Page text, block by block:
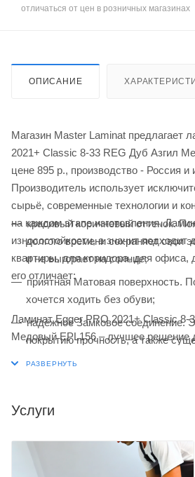
отличаться от цен в розничных магазинах
ОПИСАНИЕ
Магазин Master Laminat предлагает
2021+ Classic 8-33 REG Дуб Азгил
цене 895 р., производство - Россия
Производитель использует
сырьё, современные технологии и
на каждом этапе изготовления.
износостойкости, а значит подходит
квартиры, для коридора, для офиса,
его отличает:
красивый коричневый оттенок.
долгого времени сохраняет свои
и не выгорает на солнце;
приятная Матовая поверхность.
хочется ходить без обуви;
надёжное Замковое соединение.
покрытию прочность, а также
Ламинат Egger PRO 2021+ Classic 8-
Медовый EPL156 – лучшее решение
Услуги